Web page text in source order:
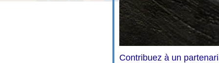
Contribuez à un